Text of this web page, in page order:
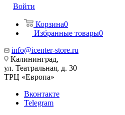
Войти
Корзина0
Избранные товары0
info@icenter-store.ru
Калининград,
ул. Театральная, д. 30
ТРЦ «Европа»
Вконтакте
Telegram